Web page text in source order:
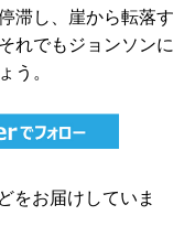
滞し、崖から転落す
れでもジョンソンに
う。
をお届けしていま